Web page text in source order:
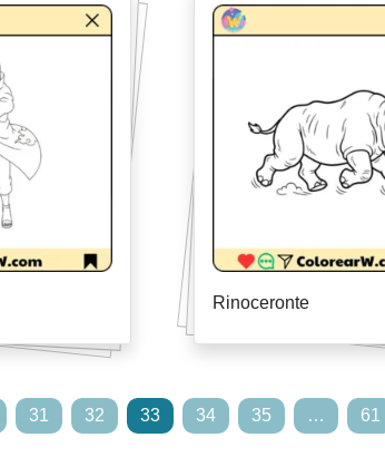
Rinoceronte
31 32 33 34 35 … 61